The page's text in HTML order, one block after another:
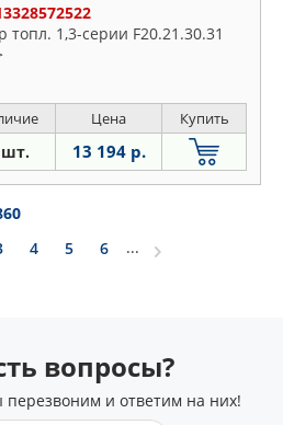
топл. 1,3-серии F20.21.30.31
Цена Купить
шт. 13 194 р.
4 5 6 ...
вопросы?
перезвоним и ответим на них!